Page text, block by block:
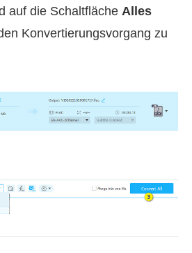
auf die Schaltfläche Alles
Konvertierungsvorgang zu